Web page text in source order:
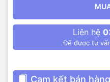
Liên hệ
Để được tư
Cam kết bán hàng